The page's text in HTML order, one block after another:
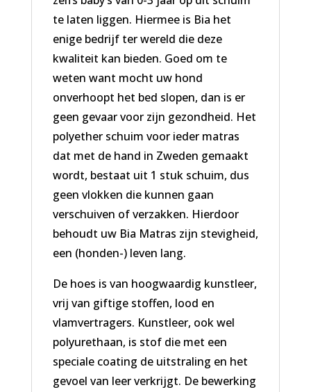
te laten liggen. Hiermee is Bia het
enige bedrijf ter wereld die deze
kwaliteit kan bieden. Goed om te
weten want mocht uw hond
onverhoopt het bed slopen, dan is er
geen gevaar voor zijn gezondheid. Het
polyether schuim voor ieder matras
dat met de hand in Zweden gemaakt
wordt, bestaat uit 1 stuk schuim, dus
geen vlokken die kunnen gaan
verschuiven of verzakken. Hierdoor
behoudt uw Bia Matras zijn stevigheid,
een (honden-) leven lang.
De hoes is van hoogwaardig kunstleer,
vrij van giftige stoffen, lood en
vlamvertragers. Kunstleer, ook wel
polyurethaan, is stof die met een
speciale coating de uitstraling en het
gevoel van leer verkrijgt. De bewerking